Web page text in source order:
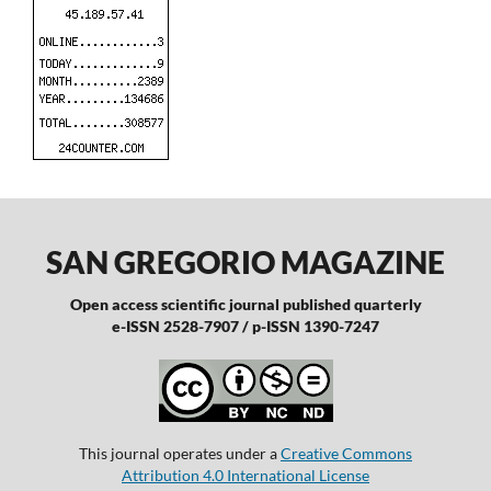
SAN GREGORIO MAGAZINE
Open access scientific journal published quarterly
e-ISSN 2528-7907 / p-ISSN 1390-7247
This journal operates under aCreative Commons
Attribution 4.0 International License